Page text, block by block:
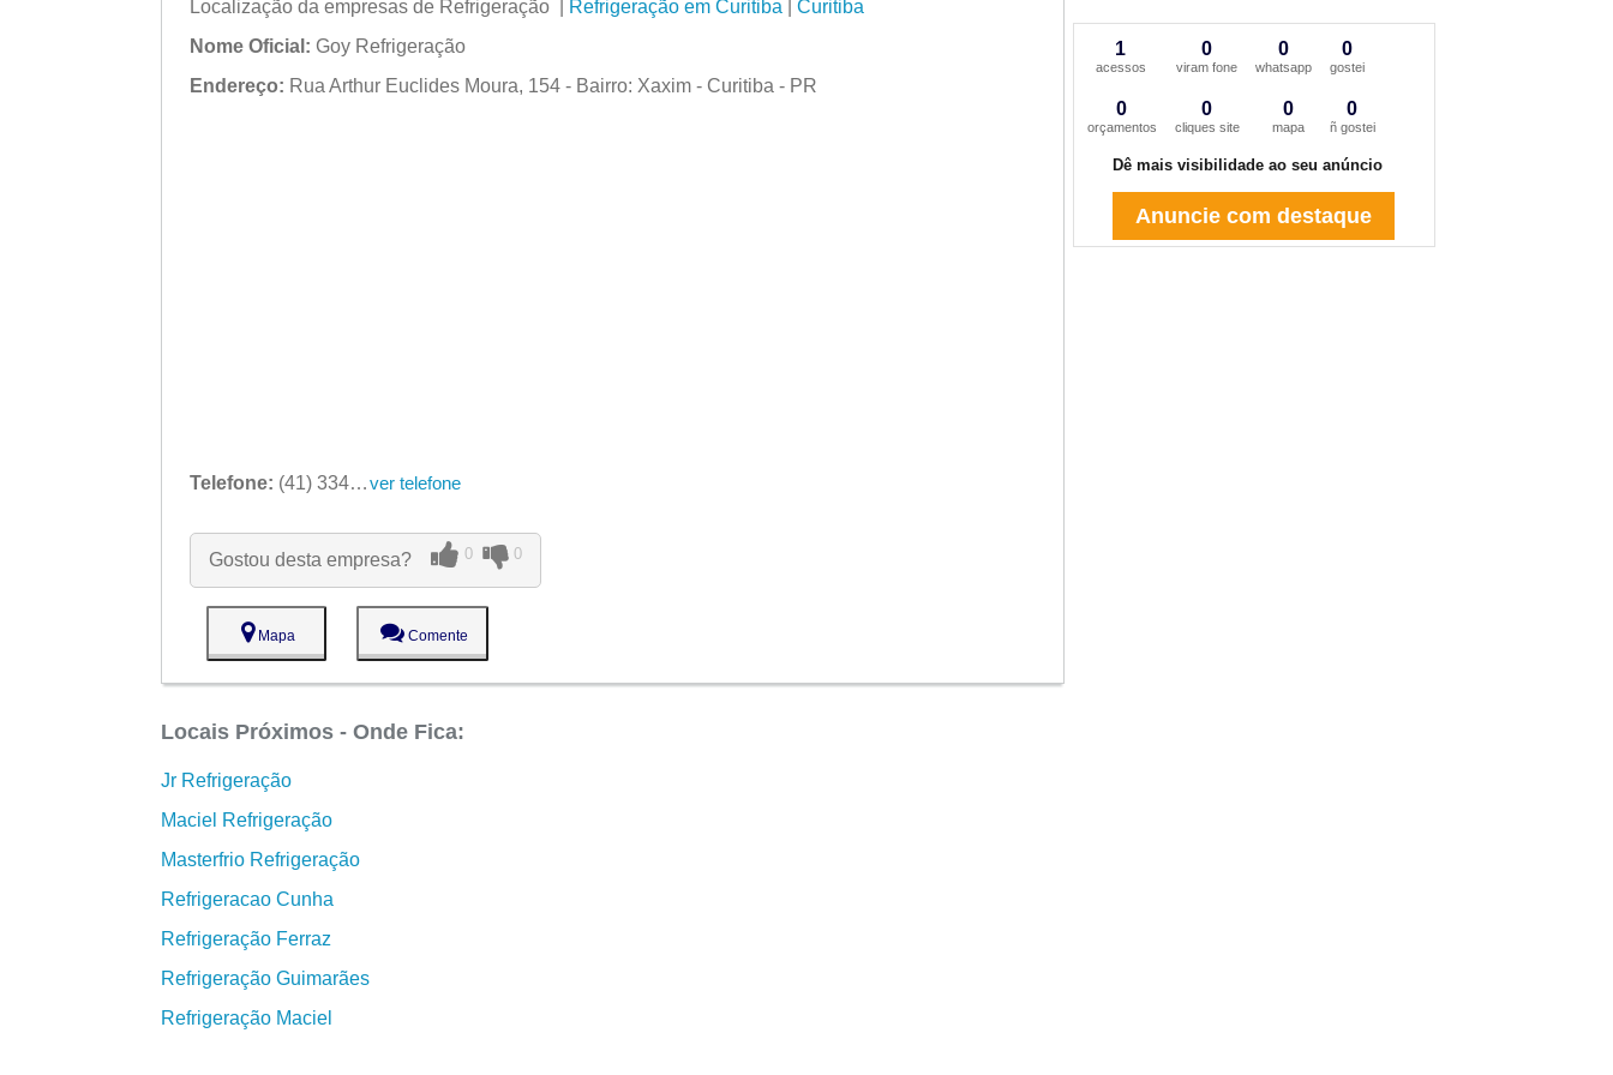
Localização da empresas de Refrigeração | Refrigeração em Curitiba
Curitiba
Nome Oficial: Goy Refrigeração
Endereço: Rua Arthur Euclides Moura, 154 - Bairro: Xaxim - Curitiba - PR
Telefone: (41) 3346-0652 ver telefone
Gostou desta empresa? 0 0
Mapa Comente
Locais Próximos - Onde Fica:
Jr Refrigeração
Maciel Refrigeração
Masterfrio Refrigeração
Refrigeracao Cunha
Refrigeração Ferraz
Refrigeração Guimarães
Refrigeração Maciel
1
acessos
0
viram fone
0
whatsapp
0
gostei
0
orçamentos
0
cliques site
0
mapa
0
ñ gostei
Dê mais visibilidade ao seu anúncio
Anuncie com destaque